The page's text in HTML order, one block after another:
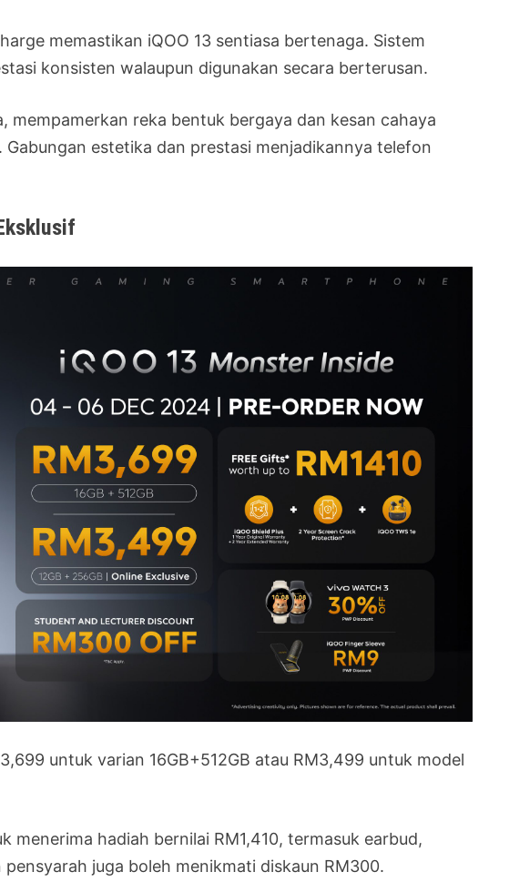
memastikan iQOO 13 sentiasa bertenaga. Sistem
konsisten walaupun digunakan secara berterusan.
mempamerkan reka bentuk bergaya dan kesan cahaya
estetika dan prestasi menjadikannya telefon
untuk varian 16GB+512GB atau RM3,499 untuk model
menerima hadiah bernilai RM1,410, termasuk earbud,
juga boleh menikmati diskaun RM300.